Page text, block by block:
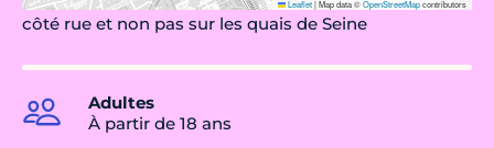
Leaflet|Map data ©OpenStreetMapcontributors
côté rue et non pas sur les quais de Seine
Adultes
À partir de 18 ans